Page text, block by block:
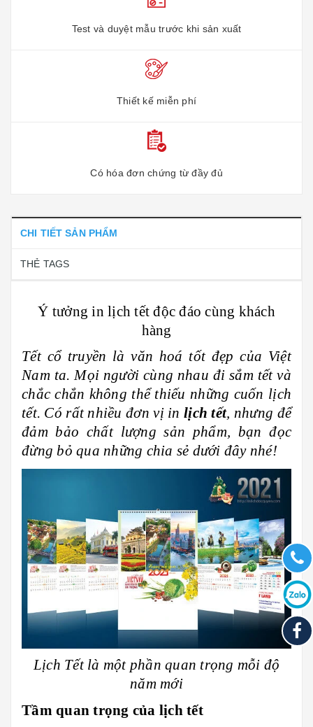
Test và duyệt mẫu trước khi sản xuất
Thiết kế miễn phí
Có hóa đơn chứng từ đầy đủ
CHI TIẾT SẢN PHẨM
THẺ TAGS
Ý tưởng in lịch tết độc đáo cùng khách
hàng
Tết cổ truyền là văn hoá tốt đẹp của Việt
Nam ta. Mọi người cùng nhau đi sắm tết và
chắc chắn không thể thiếu những cuốn lịch
tết. Có rất nhiều đơn vị inlịch tết, nhưng để
đảm bảo chất lượng sản phẩm, bạn đọc
đừng bỏ qua những chia sẻ dưới đây nhé!
Lịch Tết là một phần quan trọng mỗi độ
năm mới
Tầm quan trọng của lịch tết